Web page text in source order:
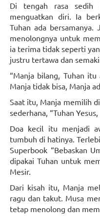
Di tengah rasa sedih
menguatkan diri. Ia
Tuhan ada bersamanya.
menolongnya untuk
ia terima tidak seperti
justru tertawa dan
“Manja bilang, Tuhan
Manja tidak bisa, Manja
Saat itu, Manja memilih
sederhana, “Tuhan
Doa kecil itu menjadi
tumbuh di hatinya.
Superbook “Bebaskan
dipakai Tuhan untuk
Mesir.
Dari kisah itu, Manja
ragu dan takut. Musa
tetap menolong dan